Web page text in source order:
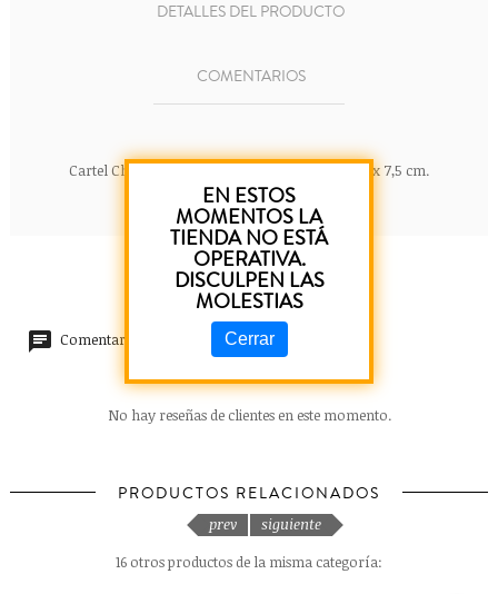
DETALLES DEL PRODUCTO
COMENTARIOS
Cartel Chico de madera. Frases. Dimensiones 15 x 7,5 cm.
Comentarios (0)
No hay reseñas de clientes en este momento.
PRODUCTOS RELACIONADOS
16 otros productos de la misma categoría:
prev siguiente
EN ESTOS
MOMENTOS LA
TIENDA NO ESTÁ
OPERATIVA.
DISCULPEN LAS
MOLESTIAS
Cerrar